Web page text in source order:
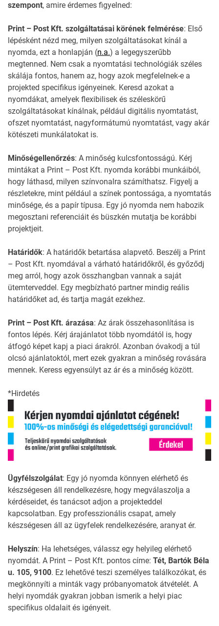
szempont, amire érdemes figyelned:
Print – Post Kft. szolgáltatásai körének felmérése: Első
lépésként nézd meg, milyen szolgáltatásokat kínál a
nyomda, ezt a honlapján (n.a.) a legegyszerűbb
megtenned. Nem csak a nyomtatási technológiák széles
skálája fontos, hanem az, hogy azok megfelelnek-e a
projekted specifikus igényeinek. Keresd azokat a
nyomdákat, amelyek flexibilisek és széleskörű
szolgáltatásokat kínálnak, például digitális nyomtatást,
ofszet nyomtatást, nagyformátumú nyomtatást, vagy akár
kötészeti munkálatokat is.
Minőségellenőrzés: A minőség kulcsfontosságú. Kérj
mintákat a Print – Post Kft. nyomda korábbi munkáiból,
hogy láthasd, milyen színvonalra számíthatsz. Figyelj a
részletekre, mint például a színek pontossága, a nyomtatás
minősége, és a papír típusa. Egy jó nyomda nem habozik
megosztani referenciáit és büszkén mutatja be korábbi
projektjeit.
Határidők: A határidők betartása alapvető. Beszélj a Print
– Post Kft. nyomdával a várható határidőkről, és győződj
meg arról, hogy azok összhangban vannak a saját
ütemterveddel. Egy megbízható partner mindig reális
határidőket ad, és tartja magát ezekhez.
Print – Post Kft. árazása: Az árak összehasonlítása is
fontos lépés. Kérj árajánlatot több nyomdától is, hogy
átfogó képet kapj a piaci árakról. Azonban óvakodj a túl
olcsó ajánlatoktól, mert ezek gyakran a minőség rovására
mennek. Keress egyensúlyt az ár és a minőség között.
*Hirdetés
Ügyfélszolgálat: Egy jó nyomda könnyen elérhető és
készségesen áll rendelkezésre, hogy megválaszolja a
kérdéseidet, és tanácsot adjon a projekteddel
kapcsolatban. Egy professzionális csapat, amely
készségesen áll az ügyfelek rendelkezésére, aranyat ér.
Helyszín: Ha lehetséges, válassz egy helyileg elérhető
nyomdát. A Print – Post Kft. pontos címe: Tét, Bartók Béla
u. 105, 9100. Ez lehetővé teszi személyes találkozókat, és
megkönnyíti a minták vagy próbanyomatok átvételét. A
helyi nyomdák gyakran jobban ismerik a helyi piac
specifikus oldalait és igényeit.